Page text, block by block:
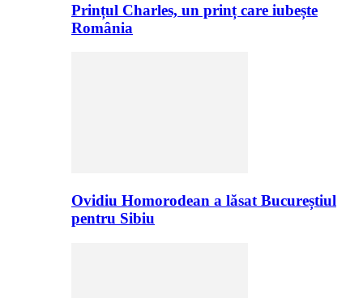
Prințul Charles, un prinț care iubește
România
Ovidiu Homorodean a lăsat Bucureștiul
pentru Sibiu